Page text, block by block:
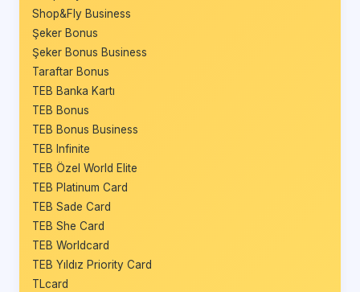
Shop&Fly Business
Şeker Bonus
Şeker Bonus Business
Taraftar Bonus
TEB Banka Kartı
TEB Bonus
TEB Bonus Business
TEB Infinite
TEB Özel World Elite
TEB Platinum Card
TEB Sade Card
TEB She Card
TEB Worldcard
TEB Yıldız Priority Card
TLcard